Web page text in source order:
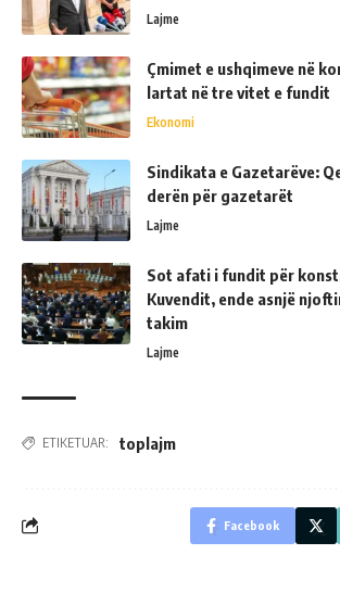
Lajme
Çmimet e ushqimeve në
lartat në tre vitet e fundit
Ekonomi
Sindikata e Gazetarëve:
derën për gazetarët
Lajme
Sot afati i fundit për
Kuvendit, ende asnjë
takim
Lajme
ETIKETUAR: toplajm
Facebook